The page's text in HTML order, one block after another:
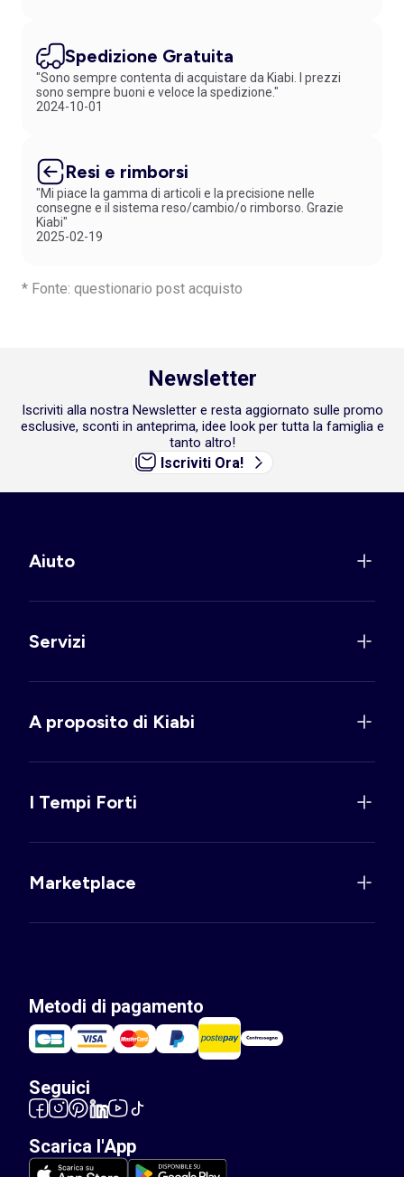
Spedizione Gratuita
"Sono sempre contenta di acquistare da Kiabi. I prezzi
sono sempre buoni e veloce la spedizione."
2024-10-01
Resi e rimborsi
"Mi piace la gamma di articoli e la precisione nelle
consegne e il sistema reso/cambio/o rimborso. Grazie
Kiabi"
2025-02-19
* Fonte: questionario post acquisto
Newsletter
Iscriviti alla nostra Newsletter e resta aggiornato sulle promo
esclusive, sconti in anteprima, idee look per tutta la famiglia e
tanto altro!
Iscriviti Ora!
Aiuto
Servizi
A proposito di Kiabi
I Tempi Forti
Marketplace
Metodi di pagamento
Seguici
Scarica l'App